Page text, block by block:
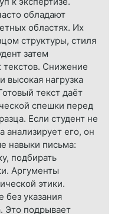
обладают
областях. Их
структуры, стиля
затем
текстов. Снижение
высокая нагрузка
текст даёт
спешки перед
Если студент не
анализирует его, он
навыки письма:
подбирать
Аргументы
этики.
без указания
Это подрывает